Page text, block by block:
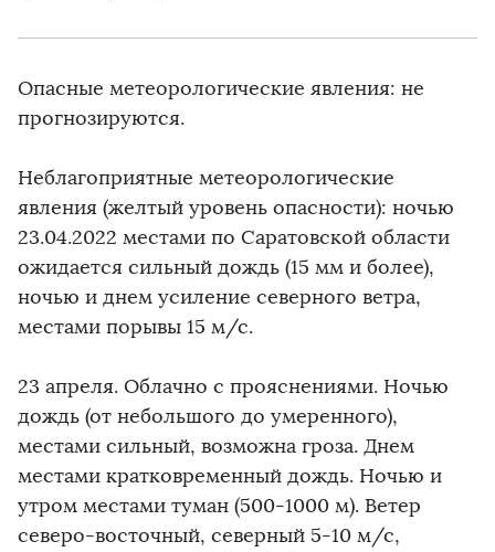
Опасные метеорологические явления: не
прогнозируются.
Неблагоприятные метеорологические
явления (желтый уровень опасности): ночью
23.04.2022 местами по Саратовской области
ожидается сильный дождь (15 мм и более),
ночью и днем усиление северного ветра,
местами порывы 15 м/с.
23 апреля. Облачно с прояснениями. Ночью
дождь (от небольшого до умеренного),
местами сильный, возможна гроза. Днем
местами кратковременный дождь. Ночью и
утром местами туман (500-1000 м). Ветер
северо-восточный, северный 5-10 м/с,